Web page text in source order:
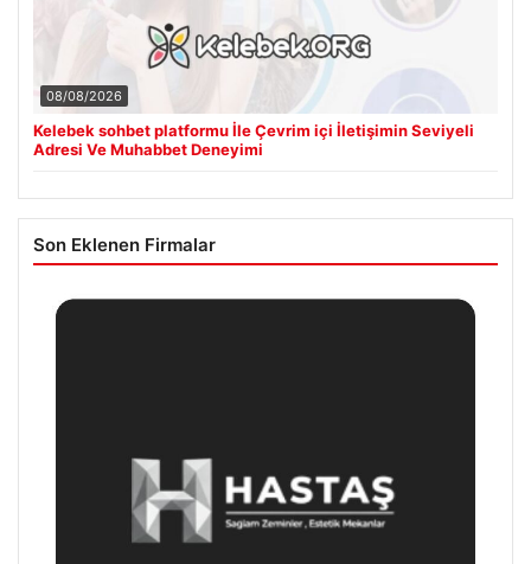
08/08/2026
Kelebek sohbet platformu İle Çevrim içi İletişimin Seviyeli
Adresi Ve Muhabbet Deneyimi
Son Eklenen Firmalar